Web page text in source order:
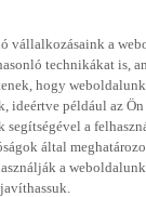
vállalkozásaink a
technikákat is,
hogy
például az
a
által
a